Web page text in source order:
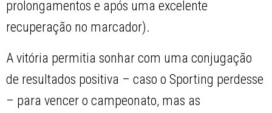
prolongamentos e após uma excelente
recuperação no marcador).
A vitória permitia sonhar com uma conjugação
de resultados positiva – caso o Sporting perdesse
– para vencer o campeonato, mas as